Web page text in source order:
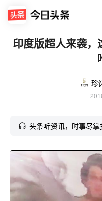
印度版超人来袭
珍
头条听资讯，时事尽掌